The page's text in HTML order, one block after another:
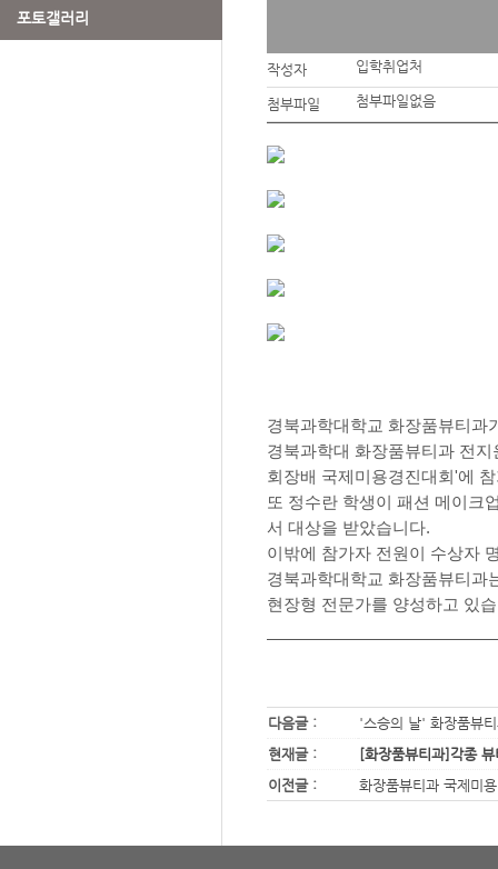
포토갤러리
작성자 입학취업처
첨부파일 첨부파일없음
경북과학대학교 화장품뷰티과
경북과학대 화장품뷰티과 전
회장배 국제미용경진대회'에
또 정수란 학생이 패션 메이크
서 대상을 받았습니다.
이밖에 참가자 전원이 수상자
경북과학대학교 화장품뷰티과
현장형 전문가를 양성하고 있
다음글 :
'스승의 날' 화장품뷰
현재글 :
[화장품뷰티과]각종
이전글 :
화장품뷰티과 국제미